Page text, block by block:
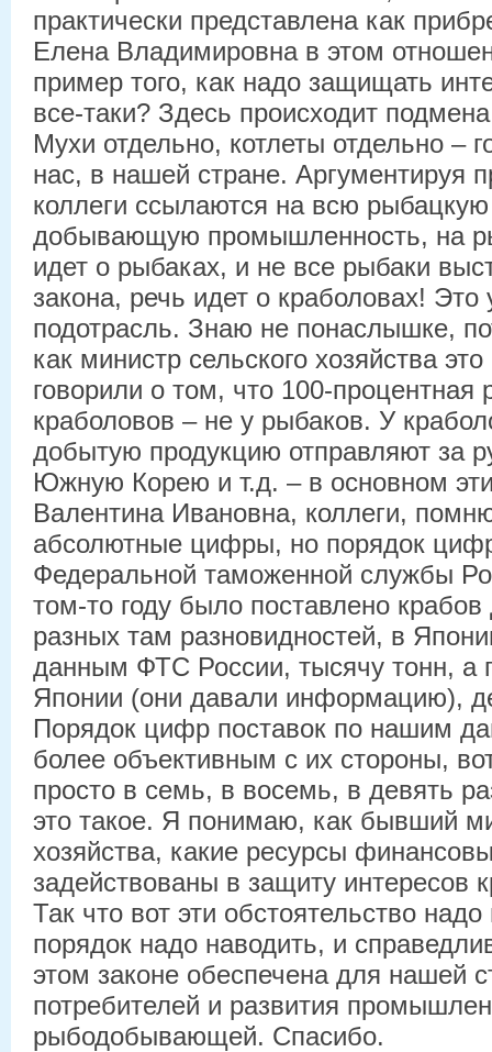
практически представлена как
Елена Владимировна в этом
пример того, как надо защищать
все-таки? Здесь происходит
Мухи отдельно, котлеты отдельно –
нас, в нашей стране. Аргументируя
коллеги ссылаются на всю
добывающую промышленность, на
идет о рыбаках, и не все рыбаки
закона, речь идет о краболовах! Это
подотрасль. Знаю не понаслышке,
как министр сельского хозяйства
говорили о том, что 100-процентная
краболовов – не у рыбаков. У
добытую продукцию отправляют за
Южную Корею и т.д. – в основном
Валентина Ивановна, коллеги,
абсолютные цифры, но порядок
Федеральной таможенной службы
том-то году было поставлено
разных там разновидностей, в
данным ФТС России, тысячу тонн, а
Японии (они давали информацию),
Порядок цифр поставок по нашим
более объективным с их стороны,
просто в семь, в восемь, в девять
это такое. Я понимаю, как бывший
хозяйства, какие ресурсы
задействованы в защиту интересов
Так что вот эти обстоятельство
порядок надо наводить, и
этом законе обеспечена для нашей
потребителей и развития
рыбодобывающей. Спасибо.